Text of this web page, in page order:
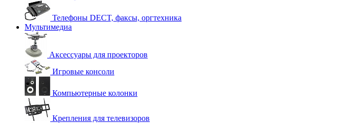
Телефоны DECT, факсы, оргтехника
Мультимедиа
Аксессуары для проекторов
Игровые консоли
Компьютерные колонки
Крепления для телевизоров